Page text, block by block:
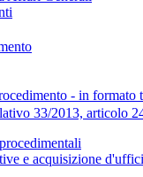
- in formato
33/2013, articolo
e acquisizione